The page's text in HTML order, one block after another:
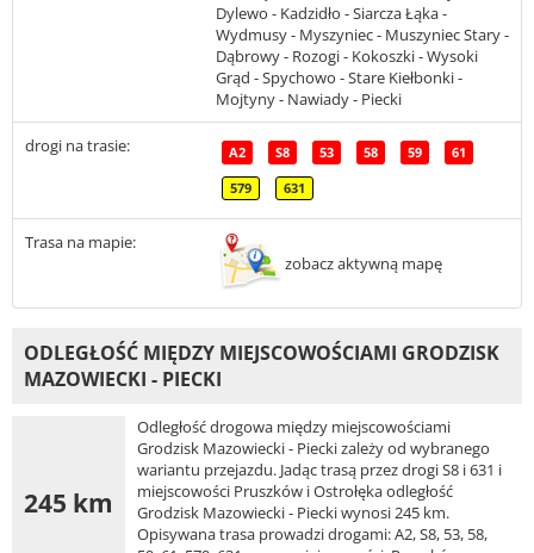
Dylewo - Kadzidło - Siarcza Łąka -
Wydmusy - Myszyniec - Muszyniec Stary -
Dąbrowy - Rozogi - Kokoszki - Wysoki
Grąd - Spychowo - Stare Kiełbonki -
Mojtyny - Nawiady - Piecki
drogi na trasie: A2 S8 53 58 59 61
579 631
Trasa na mapie:
zobacz aktywną mapę
ODLEGŁOŚĆ MIĘDZY MIEJSCOWOŚCIAMI GRODZISK
MAZOWIECKI - PIECKI
245 km
Odległość drogowa między miejscowościami
Grodzisk Mazowiecki - Piecki zależy od wybranego
wariantu przejazdu. Jadąc trasą przez drogi S8 i 631 i
miejscowości Pruszków i Ostrołęka odległość
Grodzisk Mazowiecki - Piecki wynosi 245 km.
Opisywana trasa prowadzi drogami: A2, S8, 53, 58,